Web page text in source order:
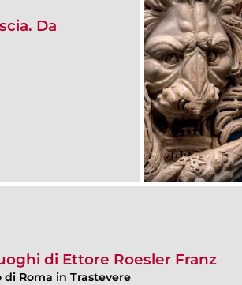
Da
di Ettore Roesler Franz
di Roma in Trastevere